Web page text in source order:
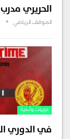
الحريري
الموقف الرياضي 17
دوريات وأندية
في الدوري